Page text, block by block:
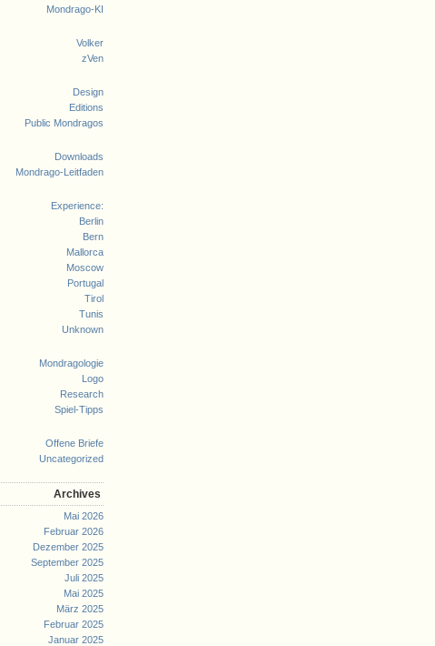
Mondrago-KI
Volker
zVen
Design
Editions
Public Mondragos
Downloads
Mondrago-Leitfaden
Experience:
Berlin
Bern
Mallorca
Moscow
Portugal
Tirol
Tunis
Unknown
Mondragologie
Logo
Research
Spiel-Tipps
Offene Briefe
Uncategorized
Archives
Mai 2026
Februar 2026
Dezember 2025
September 2025
Juli 2025
Mai 2025
März 2025
Februar 2025
Januar 2025